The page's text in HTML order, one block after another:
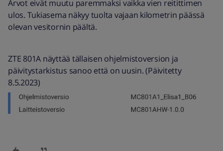
Arvot eivät muutu paremmaksi vaikka vien reitittimen
ulos. Tukiasema näkyy tuolta vajaan kilometrin päässä
olevan vesitornin päältä.
ZTE 801A näyttää tällaisen ohjelmistoversion ja
päivitystarkistus sanoo että on uusin. (Päivitetty
8.5.2023)